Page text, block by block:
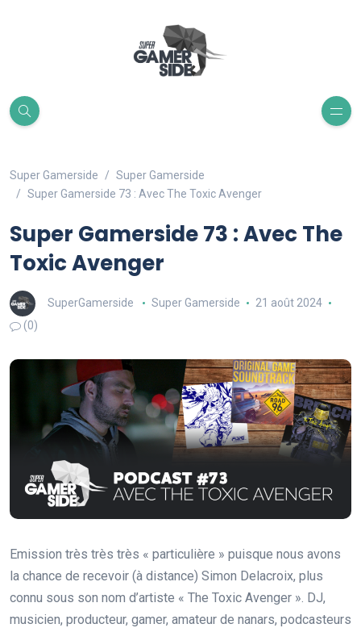
Super Gamerside
Super Gamerside
Super Gamerside 73 : Avec The Toxic Avenger
Super Gamerside 73 : Avec The
Toxic Avenger
SuperGamerside Super Gamerside
21 août 2024
(0)
Emission très très très « particulière » puisque nous avons
la chance de recevoir (à distance) Simon Delacroix, plus
connu sous son nom d’artiste « The Toxic Avenger ». DJ,
musicien, producteur, gamer, amateur de nanars, podcasteurs